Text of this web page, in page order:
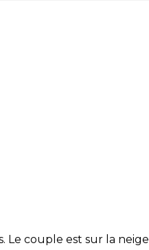
Le couple est sur la neige